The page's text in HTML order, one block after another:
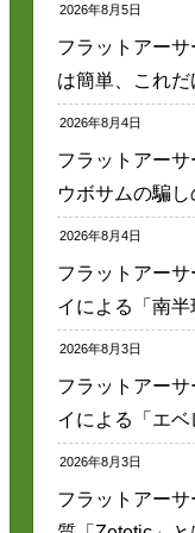
2026年8月5日
フラットアー
は簡単、これだ
2026年8月4日
フラットアー
ウボサムの騙し
2026年8月4日
フラットアー
イによる「南半
2026年8月3日
フラットアー
イによる「エベ
2026年8月3日
フラットアー